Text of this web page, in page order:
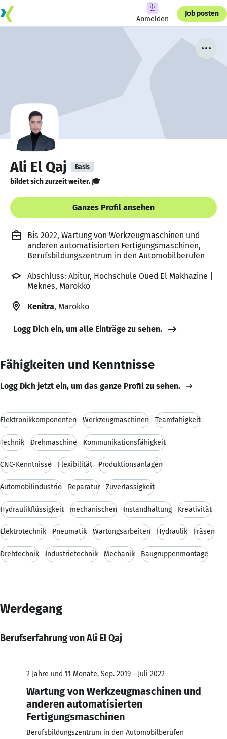
Anmelden
Job posten
Ali El Qaj Basis
bildet sich zurzeit weiter. 🎓
Ganzes Profil ansehen
Bis 2022, Wartung von Werkzeugmaschinen und
anderen automatisierten Fertigungsmaschinen,
Berufsbildungszentrum in den Automobilberufen
Abschluss: Abitur, Hochschule Oued El Makhazine |
Meknes, Marokko
Kenitra, Marokko
Logg Dich ein, um alle Einträge zu sehen.
Fähigkeiten und Kenntnisse
Logg Dich jetzt ein, um das ganze Profil zu sehen.
Elektronikkomponenten Werkzeugmaschinen Teamfähigkeit
Technik Drehmaschine Kommunikationsfähigkeit
CNC-Kenntnisse Flexibilität Produktionsanlagen
Automobilindustrie Reparatur Zuverlässigkeit
Hydraulikflüssigkeit mechanischen Instandhaltung Kreativität
Elektrotechnik Pneumatik Wartungsarbeiten Hydraulik Fräsen
Drehtechnik Industrietechnik Mechanik Baugruppenmontage
Werdegang
Berufserfahrung von Ali El Qaj
2 Jahre und 11 Monate, Sep. 2019 - Juli 2022
Wartung von Werkzeugmaschinen und
anderen automatisierten
Fertigungsmaschinen
Berufsbildungszentrum in den Automobilberufen